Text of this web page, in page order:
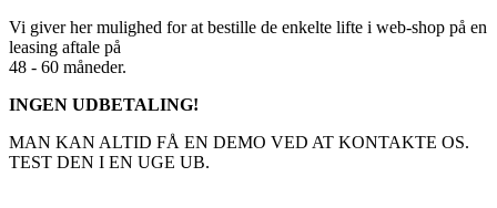
Vi giver her mulighed for at bestille de enkelte lifte i web-shop på en
leasing aftale på
48 - 60 måneder.
INGEN UDBETALING!
MAN KAN ALTID FÅ EN DEMO VED AT KONTAKTE OS.
TEST DEN I EN UGE UB.